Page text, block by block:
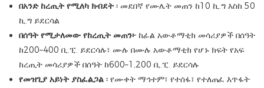
በአንድ ከረጢት የሚለካ ክብደት ፡ መደበኛ የሙሌት መጠን ከ10 ኪ.ግ እስከ 50
ኪ.ግ ይደርሳል
በሰዓት የሚታለመው የከረጢት መጠን፦ ከፊል አውቶማቲክ መሳሪያዎች በሰዓት
ከ200–400 ቢ.ፒ. ይደርሳሉ፣ ሙሉ በሙሉ አውቶማቲክ የሆኑ ክፍት የአፍ
ከረጢት መሳሪያዎች በሰዓት ከ600–1,200 ቢ.ፒ. ይደርሳሉ
የመዝጊያ አይነት ያስፈልጋል ፡ የሙቀት ማኅተም፣ የተሰፋ፣ የተለጠፈ እጥፋት